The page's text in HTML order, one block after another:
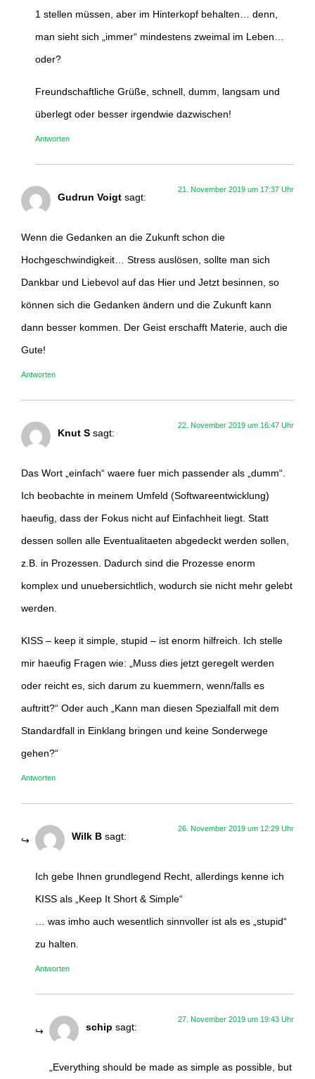
1 stellen müssen, aber im Hinterkopf behalten… denn,
man sieht sich „immer“ mindestens zweimal im Leben…
oder?
Freundschaftliche Grüße, schnell, dumm, langsam und
überlegt oder besser irgendwie dazwischen!
Antworten
Gudrun Voigt sagt:
21. November 2019 um 17:37 Uhr
Wenn die Gedanken an die Zukunft schon die
Hochgeschwindigkeit… Stress auslösen, sollte man sich
Dankbar und Liebevol auf das Hier und Jetzt besinnen, so
können sich die Gedanken ändern und die Zukunft kann
dann besser kommen. Der Geist erschafft Materie, auch die
Gute!
Antworten
Knut S sagt:
22. November 2019 um 16:47 Uhr
Das Wort „einfach“ waere fuer mich passender als „dumm“.
Ich beobachte in meinem Umfeld (Softwareentwicklung)
haeufig, dass der Fokus nicht auf Einfachheit liegt. Statt
dessen sollen alle Eventualitaeten abgedeckt werden sollen,
z.B. in Prozessen. Dadurch sind die Prozesse enorm
komplex und unuebersichtlich, wodurch sie nicht mehr gelebt
werden.
KISS – keep it simple, stupid – ist enorm hilfreich. Ich stelle
mir haeufig Fragen wie: „Muss dies jetzt geregelt werden
oder reicht es, sich darum zu kuemmern, wenn/falls es
auftritt?“ Oder auch „Kann man diesen Spezialfall mit dem
Standardfall in Einklang bringen und keine Sonderwege
gehen?“
Antworten
Wilk B sagt:
26. November 2019 um 12:29 Uhr
Ich gebe Ihnen grundlegend Recht, allerdings kenne ich
KISS als „Keep It Short & Simple“
… was imho auch wesentlich sinnvoller ist als es „stupid“
zu halten.
Antworten
schip sagt:
27. November 2019 um 19:43 Uhr
„Everything should be made as simple as possible, but